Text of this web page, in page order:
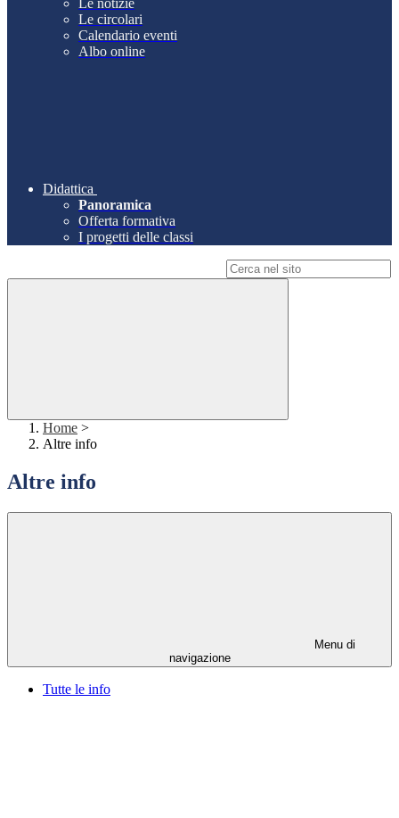
Le notizie
Le circolari
Calendario eventi
Albo online
Didattica
Panoramica
Offerta formativa
I progetti delle classi
Home >
Altre info
Altre info
Menu di
navigazione
Tutte le info